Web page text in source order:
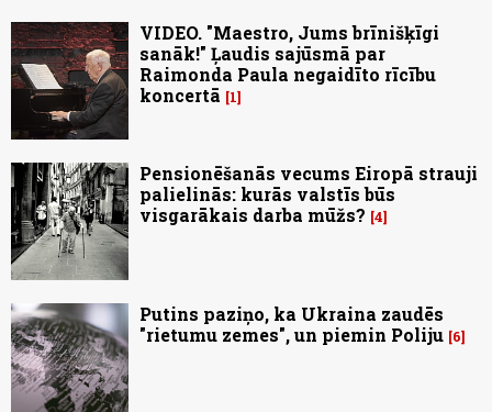
VIDEO. "Maestro, Jums brīnišķīgi
sanāk!" Ļaudis sajūsmā par
Raimonda Paula negaidīto rīcību
koncertā
1
Pensionēšanās vecums Eiropā strauji
palielinās: kurās valstīs būs
visgarākais darba mūžs? 4
Putins paziņo, ka Ukraina zaudēs
"rietumu zemes", un piemin Poliju 6